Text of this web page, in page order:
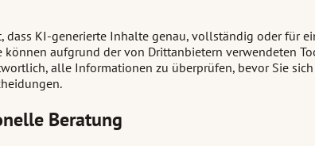
dass KI-generierte Inhalte genau, vollständig oder für
aufgrund der von Drittanbietern verwendeten
alle Informationen zu überprüfen, bevor Sie
Beratung